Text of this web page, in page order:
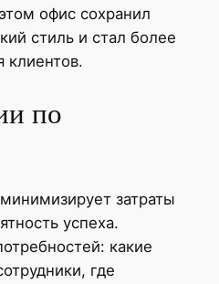
офис сохранил
стиль и стал более
клиентов.
по
затраты
успеха.
какие
где